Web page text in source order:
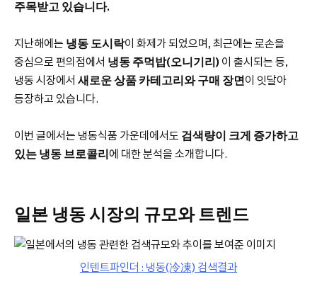
주목받고 있습니다.
지난해에는 냉동 도시락이 화제가 되었으며, 최근에는 로손을
중심으로 편의점에서 냉동 주먹밥(오니기리) 이 출시되는 등,
냉동 시장에서 새로운 상품 카테고리와 구매 장면이 잇달아
등장하고 있습니다.
이번 글에서는 냉동식품 가운데에서도 검색량이 크게 증가하고
있는 냉동 브로콜리에 대한 분석을 소개합니다.
일본 냉동 시장의 규모와 트렌드
인텐트파인더 : 냉동(冷凍) 검색결과